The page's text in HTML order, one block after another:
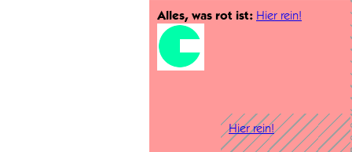
Alles, was rot ist: Hier rein!
Hier rein!